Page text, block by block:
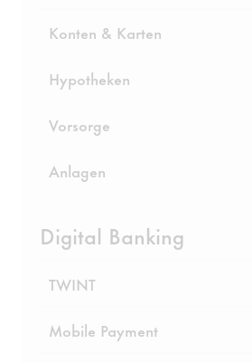
Konten & Karten
Hypotheken
Vorsorge
Anlagen
Digital Banking
TWINT
Mobile Payment